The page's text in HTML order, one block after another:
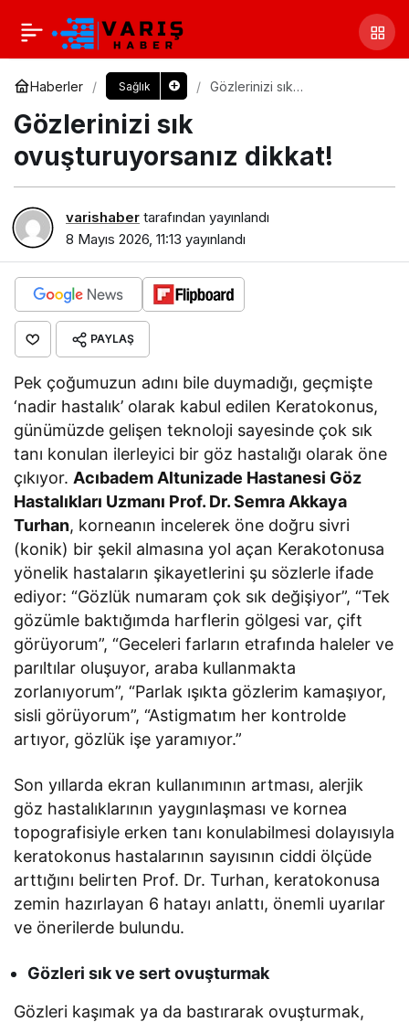
Haberler Sağlık
Gözlerinizi sık
Gözlerinizi sık
ovuşturuyorsanız dikkat!
varishaber tarafından yayınlandı
8 Mayıs 2026, 11:13 yayınlandı
PAYLAŞ
Pek çoğumuzun adını bile duymadığı, geçmişte
‘nadir hastalık’ olarak kabul edilen Keratokonus,
günümüzde gelişen teknoloji sayesinde çok sık
tanı konulan ilerleyici bir göz hastalığı olarak öne
çıkıyor. Acıbadem Altunizade Hastanesi Göz
Hastalıkları Uzmanı Prof. Dr. Semra Akkaya
Turhan, korneanın incelerek öne doğru sivri
(konik) bir şekil almasına yol açan Kerakotonusa
yönelik hastaların şikayetlerini şu sözlerle ifade
ediyor: “Gözlük numaram çok sık değişiyor”, “Tek
gözümle baktığımda harflerin gölgesi var, çift
görüyorum”, “Geceleri farların etrafında haleler ve
parıltılar oluşuyor, araba kullanmakta
zorlanıyorum”, “Parlak ışıkta gözlerim kamaşıyor,
sisli görüyorum”, “Astigmatım her kontrolde
artıyor, gözlük işe yaramıyor.”
Son yıllarda ekran kullanımının artması, alerjik
göz hastalıklarının yaygınlaşması ve kornea
topografisiyle erken tanı konulabilmesi dolayısıyla
keratokonus hastalarının sayısının ciddi ölçüde
arttığını belirten Prof. Dr. Turhan, keratokonusa
zemin hazırlayan 6 hatayı anlattı, önemli uyarılar
ve önerilerde bulundu.
Gözleri sık ve sert ovuşturmak
Gözleri kaşımak ya da bastırarak ovuşturmak,